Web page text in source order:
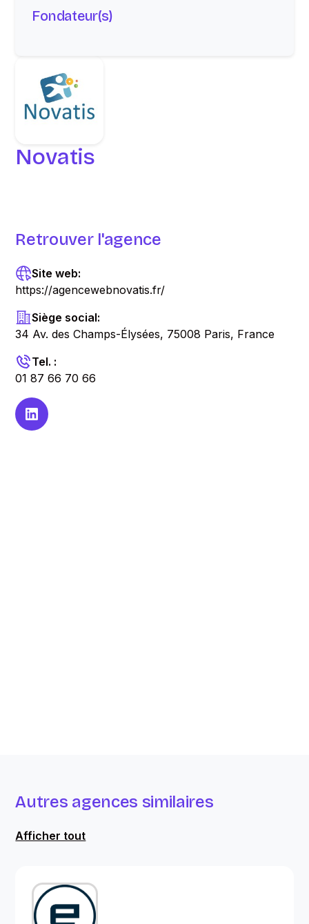
Novatis
Fondateur(s)
Retrouver l'agence
Site web:
https://agencewebnovatis.fr/
Siège social:
34 Av. des Champs-Élysées, 75008 Paris, France
Tel. :
01 87 66 70 66
Autres agences similaires
Afficher tout